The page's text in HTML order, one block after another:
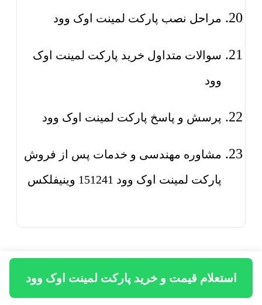
استعلام قیمت و خرید پارکت لمینت اوک وود
مراحل نصب پارکت لمینت اوک وود
سوالات متداول خرید پارکت لمینت اوک
وود
پرسش و پاسخ پارکت لمینت اوک وود
مشاوره مهندسی و خدمات پس از فروش
پارکت لمینت اوک وود 151241 وینیفلکس
پارکت لمینت اوک وود چیست؟